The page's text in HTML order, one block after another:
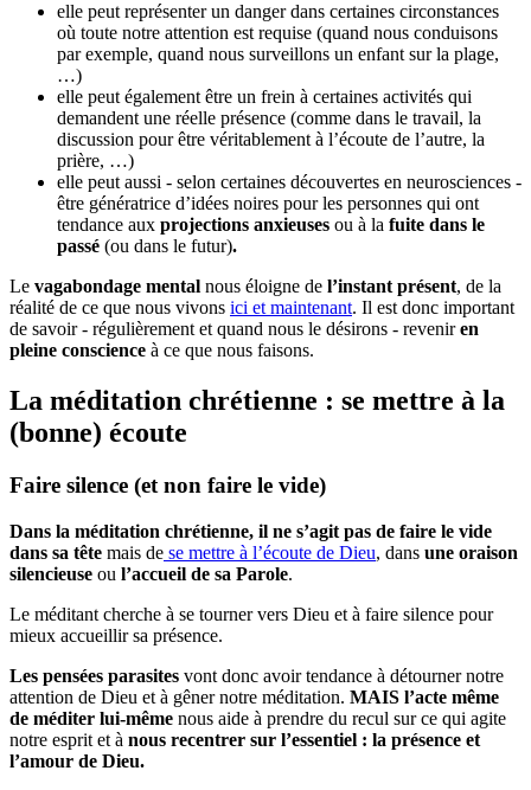
elle peut représenter un danger dans certaines circonstances
où toute notre attention est requise (quand nous conduisons
par exemple, quand nous surveillons un enfant sur la plage,
…)
elle peut également être un frein à certaines activités qui
demandent une réelle présence (comme dans le travail, la
discussion pour être véritablement à l’écoute de l’autre, la
prière, …)
elle peut aussi - selon certaines découvertes en neurosciences -
être génératrice d’idées noires pour les personnes qui ont
tendance aux projections anxieuses ou à la fuite dans le
passé (ou dans le futur).
Le vagabondage mental nous éloigne de l’instant présent, de la
réalité de ce que nous vivons ici et maintenant. Il est donc important
de savoir - régulièrement et quand nous le désirons - reveniren
pleine conscience à ce que nous faisons.
La méditation chrétienne : se mettre à la
(bonne) écoute
Faire silence (et non faire le vide)
Dans la méditation chrétienne, il ne s’agit pas de faire le vide
dans sa tête mais de se mettre à l’écoute de Dieu, dans une oraison
silencieuse ou l’accueil de sa Parole.
Le méditant cherche à se tourner vers Dieu et à faire silence pour
mieux accueillir sa présence.
Les pensées parasites vont donc avoir tendance à détourner notre
attention de Dieu et à gêner notre méditation. MAIS l’acte même
de méditer lui-même nous aide à prendre du recul sur ce qui agite
notre esprit et à nous recentrer sur l’essentiel : la présence et
l’amour de Dieu.